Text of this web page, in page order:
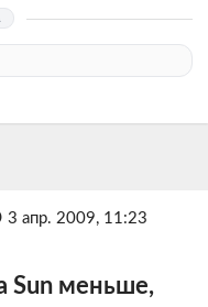
3 апр. 2009, 11:23
Sun меньше,